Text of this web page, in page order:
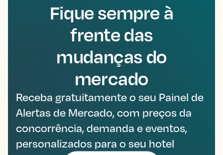
Fique sempre à
frente das
mudanças do
mercado
Receba gratuitamente o seu Painel de
Alertas de Mercado, com preços da
concorrência, demanda e eventos,
personalizados para o seu hotel